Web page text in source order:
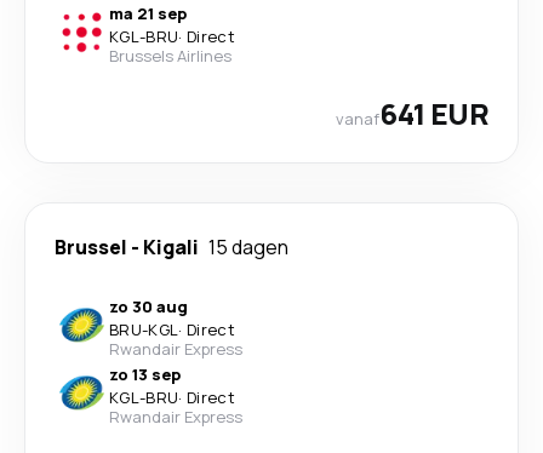
ma 21 sep
KGL-BRU· Direct
Brussels Airlines
vanaf641 EUR
Brussel - Kigali 15 dagen
zo 30 aug
BRU-KGL· Direct
Rwandair Express
zo 13 sep
KGL-BRU· Direct
Rwandair Express